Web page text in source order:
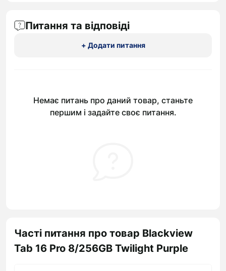
Питання та відповіді
+ Додати питання
Немає питань про даний товар, станьте
першим і задайте своє питання.
Часті питання про товар Blackview
Tab 16 Pro 8/256GB Twilight Purple